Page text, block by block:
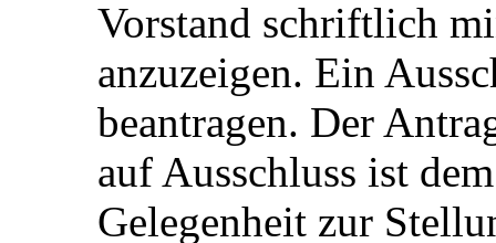
Vorstand schriftlich
anzuzeigen. Ein
beantragen. Der
auf Ausschluss ist
Gelegenheit zur